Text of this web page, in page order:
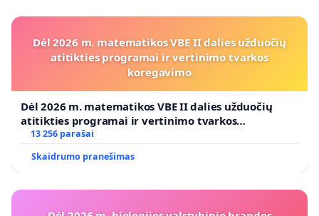
Dėl 2026 m. matematikos VBE II dalies užduočių
atitikties programai ir vertinimo tvarkos
koregavimo
Dėl 2026 m. matematikos VBE II dalies užduočių
atitikties programai ir vertinimo tvarkos
koregavimo
13 256 parašai
Skaidrumo pranešimas